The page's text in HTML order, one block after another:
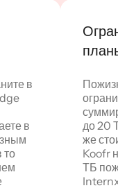
в
в
до 20
же
Koofr
ТБ